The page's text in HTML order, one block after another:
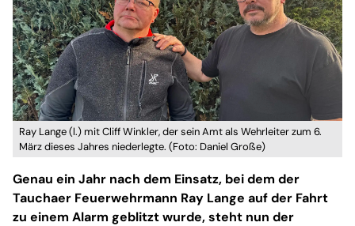
Ray Lange (l.) mit Cliff Winkler, der sein Amt als Wehrleiter zum 6.
März dieses Jahres niederlegte. (Foto: Daniel Große)
Genau ein Jahr nach dem Einsatz, bei dem der
Tauchaer Feuerwehrmann Ray Lange auf der Fahrt
zu einem Alarm geblitzt wurde, steht nun der